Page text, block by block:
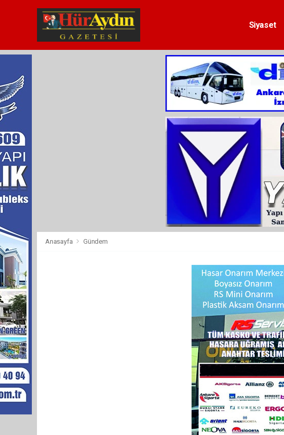
Siyaset
Anasayfa Gündem